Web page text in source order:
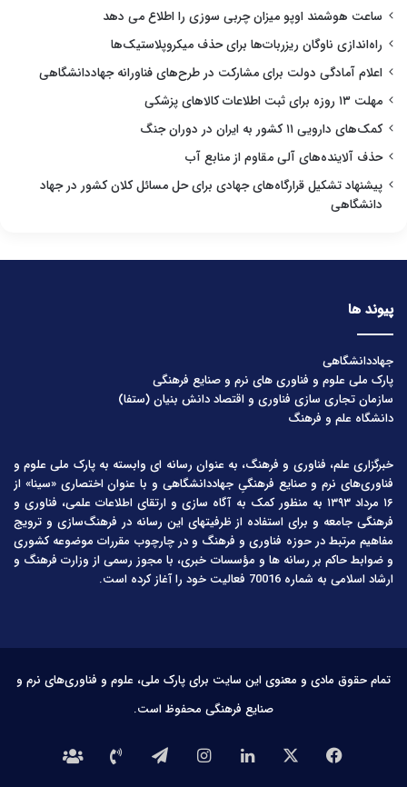
ساعت هوشمند اوپو میزان چربی سوزی را اطلاع می دهد
راه‌اندازی ناوگان ریزربات‌ها برای حذف میکروپلاستیک‌ها
اعلام آمادگی دولت برای مشارکت در طرح‌های فناورانه جهاددانشگاهی
مهلت ۱۳ روزه برای ثبت اطلاعات کالاهای پزشکی
کمک‌های دارویی ۱۱ کشور به ایران در دوران جنگ
حذف آلاینده‌های آلی مقاوم از منابع آب
پیشنهاد تشکیل قرارگاه‌های جهادی برای حل مسائل کلان کشور در جهاد
دانشگاهی
پیوند ها
جهاددانشگاهی
پارک ملی علوم و فناوری های نرم و صنایع فرهنگی
سازمان تجاری سازی فناوری و اقتصاد دانش بنیان (ستفا)
دانشگاه علم و فرهنگ
خبرگزاری علم، فناوری و فرهنگ، به عنوان رسانه ای وابسته به پارک ملی علوم و
فناوری‌های نرم و صنایع فرهنگیِ جهاددانشگاهی و با عنوان اختصاری «سینا» از
۱۶ مرداد ۱۳۹۳ به منظور کمک به آگاه سازی و ارتقای اطلاعات علمی، فناوری و
فرهنگی جامعه و برای استفاده از ظرفیتهای این رسانه در فرهنگ‌سازی و ترویج
مفاهیم مرتبط در حوزه فناوری و فرهنگ و در چارچوب مقررات موضوعه کشوری
و ضوابط حاکم بر رسانه ها و مؤسسات خبری، با مجوز رسمی از وزارت فرهنگ و
ارشاد اسلامی به شماره 70016 فعالیت خود را آغاز کرده است.
تمام حقوق مادی و معنوی این سایت برای پارک ملی، علوم و فناوری‌های نرم و
صنایع فرهنگی محفوظ است.
فیس
لینکدیناینستاگرامتلگرامتماس درباره